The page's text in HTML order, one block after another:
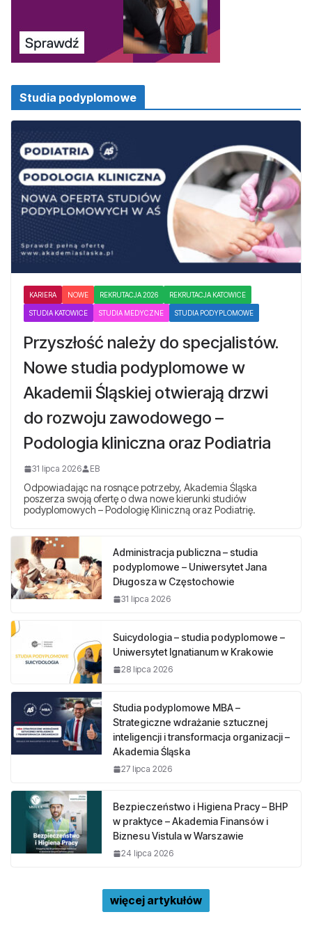
Studia podyplomowe
KARIERA NOWE REKRUTACJA 2026 REKRUTACJA KATOWICE
STUDIA KATOWICE STUDIA MEDYCZNE STUDIA PODYPLOMOWE
Przyszłość należy do specjalistów.
Nowe studia podyplomowe w
Akademii Śląskiej otwierają drzwi
do rozwoju zawodowego –
Podologia kliniczna oraz Podiatria
31 lipca 2026 EB
Odpowiadając na rosnące potrzeby, Akademia Śląska
poszerza swoją ofertę o dwa nowe kierunki studiów
podyplomowych – Podologię Kliniczną oraz Podiatrię.
Administracja publiczna – studia
podyplomowe – Uniwersytet Jana
Długosza w Częstochowie
31 lipca 2026
Suicydologia – studia podyplomowe –
Uniwersytet Ignatianum w Krakowie
28 lipca 2026
Studia podyplomowe MBA –
Strategiczne wdrażanie sztucznej
inteligencji i transformacja organizacji –
Akademia Śląska
27 lipca 2026
Bezpieczeństwo i Higiena Pracy – BHP
w praktyce – Akademia Finansów i
Biznesu Vistula w Warszawie
24 lipca 2026
więcej artykułów